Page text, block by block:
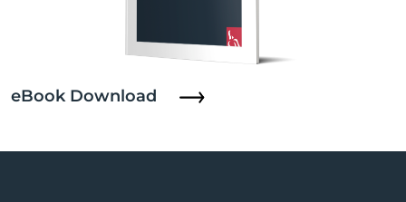
eBook Download